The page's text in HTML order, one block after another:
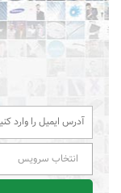
انتخاب سرویس